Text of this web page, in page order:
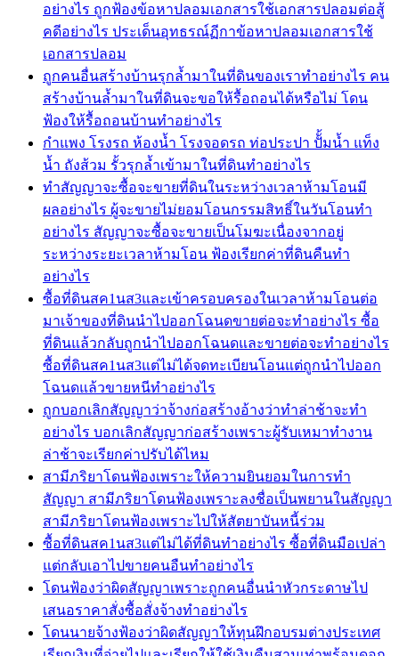
อย่างไร ถูกฟ้องข้อหาปลอมเอกสารใช้เอกสารปลอมต่อสู้
คดีอย่างไร ประเด็นอุทธรณ์ฏีกาข้อหาปลอมเอกสารใช้
เอกสารปลอม
ถูกคนอื่นสร้างบ้านรุกล้ำมาในที่ดินของเราทำอย่างไร คน
สร้างบ้านล้ำมาในที่ดินจะขอให้รื้อถอนได้หรือไม่ โดน
ฟ้องให้รื้อถอนบ้านทำอย่างไร
กำแพง โรงรถ ห้องน้ำ โรงจอดรถ ท่อประปา ปัั้มน้ำ แท็ง
น้ำ ถังส้วม รั้วรุกล้ำเข้ามาในที่ดินทำอย่างไร
ทำสัญญาจะซื้อจะขายที่ดินในระหว่างเวลาห้ามโอนมี
ผลอย่างไร ผู้จะขายไม่ยอมโอนกรรมสิทธิ์ในวันโอนทำ
อย่างไร สัญญาจะซื้อจะขายเป็นโมฆะเนื่องจากอยู่
ระหว่างระยะเวลาห้ามโอน ฟ้องเรียกค่าที่ดินคืนทำ
อย่างไร
ซื้อที่ดินสค1นส3และเข้าครอบครองในเวลาห้ามโอนต่อ
มาเจ้าของที่ดินนำไปออกโฉนดขายต่อจะทำอย่างไร ซื้อ
ที่ดินแล้วกลับถูกนำไปออกโฉนดและขายต่อจะทำอย่างไร
ซื้อที่ดินสค1นส3แต่ไม่ได้จดทะเบียนโอนแต่ถูกนำไปออก
โฉนดแล้วขายหนีทำอย่างไร
ถูกบอกเลิกสัญญาว่าจ้างก่อสร้างอ้างว่าทำล่าช้าจะทำ
อย่างไร บอกเลิกสัญญาก่อสร้างเพราะผู้รับเหมาทำงาน
ล่าช้าจะเรียกค่าปรับได้ไหม
สามีภริยาโดนฟ้องเพราะให้ความยินยอมในการทำ
สัญญา สามีภริยาโดนฟ้องเพราะลงชื่อเป็นพยานในสัญญา
สามีภริยาโดนฟ้องเพราะไปให้สัตยาบันหนี้ร่วม
ซื้อที่ดินสค1นส3แต่ไม่ได้ที่ดินทำอย่างไร ซื้อที่ดินมือเปล่า
แต่กลับเอาไปขายคนอืนทำอย่างไร
โดนฟ้องว่าผิดสัญญาเพราะถูกคนอื่นนำหัวกระดาษไป
เสนอราคาสั่งซื้อสั่งจ้างทำอย่างไร
โดนนายจ้างฟ้องว่าผิดสัญญาให้ทุนฝึกอบรมต่างประเทศ